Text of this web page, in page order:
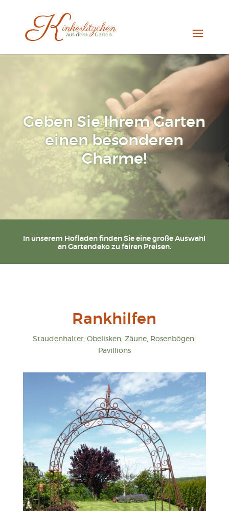
Geben Sie Ihrem Garten
einen besonderen
Charme!
In unserem Hofladen finden Sie eine große Auswahl
an Gartendeko zu fairen Preisen.
Rankhilfen
Staudenhalter, Obelisken, Zäune, Rosenbögen,
Pavillions